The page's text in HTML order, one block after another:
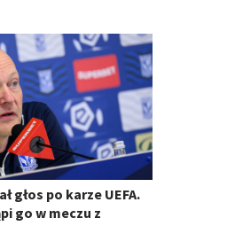
głos po karze UEFA.
go w meczu z